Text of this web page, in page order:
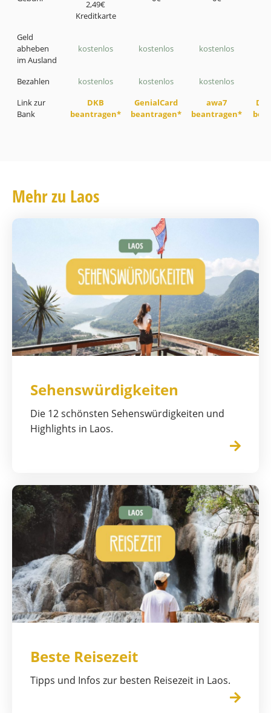
2,49€
Kreditkarte
Geld
abheben
im Ausland
kostenlos kostenlos kostenlos
Bezahlen kostenlos kostenlos kostenlos
Link zur
Bank
DKB
beantragen*
GenialCard
beantragen*
awa7
beantragen*
Mehr zu Laos
Sehenswürdigkeiten
Die 12 schönsten Sehenswürdigkeiten und
Highlights in Laos.
Beste Reisezeit
Tipps und Infos zur besten Reisezeit in Laos.